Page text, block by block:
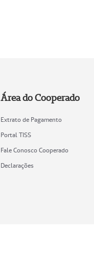
Área do Cooperado
Extrato de Pagamento
Portal TISS
Fale Conosco Cooperado
Declarações